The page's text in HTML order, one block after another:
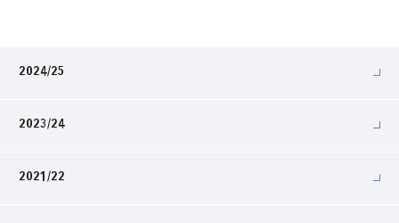
2024/25
2023/24
2021/22